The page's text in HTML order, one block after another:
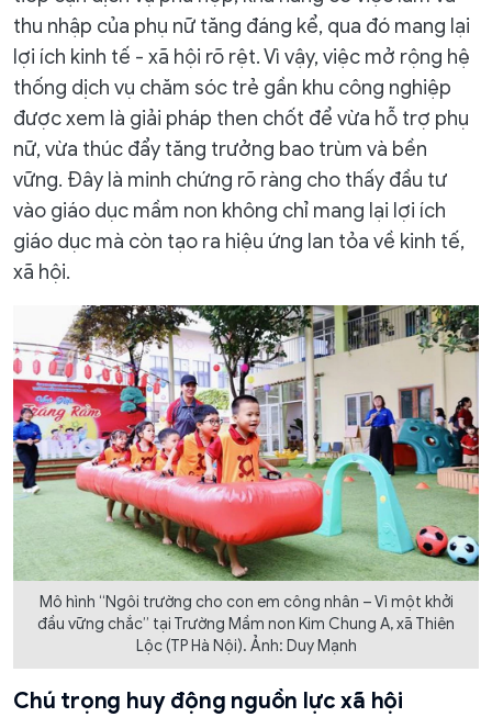
thu nhập của phụ nữ tăng đáng kể, qua đó mang lại
lợi ích kinh tế - xã hội rõ rệt. Vì vậy, việc mở rộng hệ
thống dịch vụ chăm sóc trẻ gần khu công nghiệp
được xem là giải pháp then chốt để vừa hỗ trợ phụ
nữ, vừa thúc đẩy tăng trưởng bao trùm và bền
vững. Đây là minh chứng rõ ràng cho thấy đầu tư
vào giáo dục mầm non không chỉ mang lại lợi ích
giáo dục mà còn tạo ra hiệu ứng lan tỏa về kinh tế,
xã hội.
Mô hình “Ngôi trường cho con em công nhân – Vì một khởi
đầu vững chắc” tại Trường Mầm non Kim Chung A, xã Thiên
Lộc (TP Hà Nội). Ảnh: Duy Mạnh
Chú trọng huy động nguồn lực xã hội